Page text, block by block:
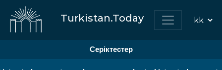
Turkistan.Today
Серіктестер